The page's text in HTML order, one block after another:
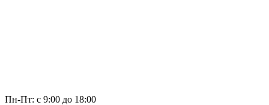
Пн-Пт: с 9:00 до 18:00